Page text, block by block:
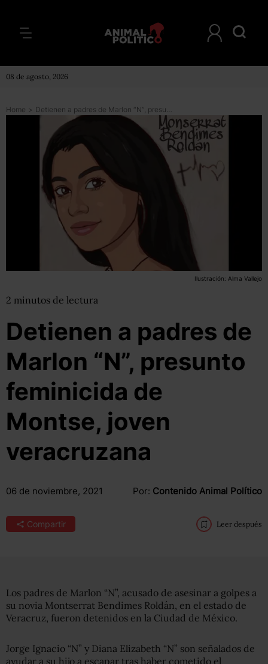
08 de agosto, 2026
Home > Detienen a padres de Marlon “N”, presunto feminicida de Montse, joven veracruzana
Ilustración: Alma Vallejo
2 minutos de lectura
Detienen a padres de
Marlon “N”, presunto
feminicida de
Montse, joven
veracruzana
06 de noviembre, 2021 Por: Contenido Animal Político
Compartir Leer después
Los padres de Marlon “N”, acusado de asesinar a golpes a
su novia Montserrat Bendimes Roldán, en el estado de
Veracruz, fueron detenidos en la Ciudad de México.
Jorge Ignacio “N” y Diana Elizabeth “N” son señalados de
ayudar a su hijo a escapar tras haber cometido el